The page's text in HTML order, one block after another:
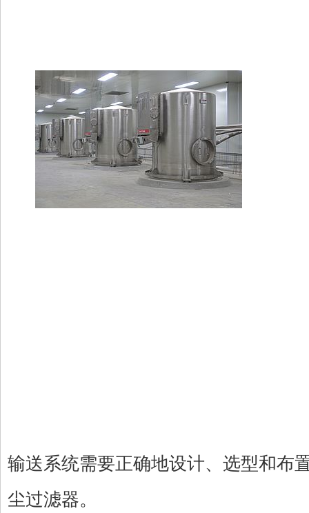
输送系统需要正确地设计、选型和布
尘过滤器。